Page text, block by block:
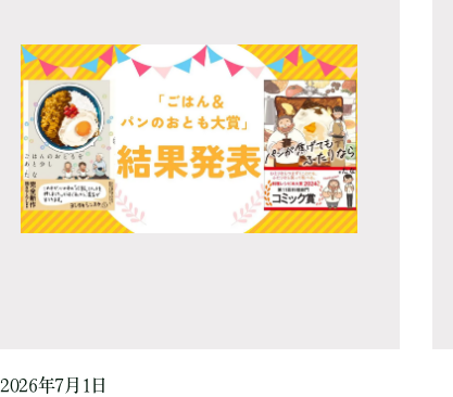
2026年7月1日